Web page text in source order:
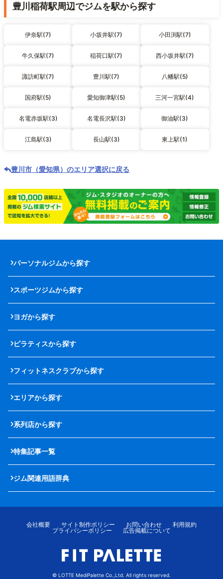
豊川稲荷駅周辺でジムを駅から探す
伊奈駅(7) 小坂井駅(7) 小田渕駅(7)
牛久保駅(7) 稲荷口駅(7) 西小坂井駅(7)
諏訪町駅(7) 豊川駅(7) 八幡駅(5)
国府駅(5) 愛知御津駅(5) 三河一宮駅(4)
名電赤坂駅(3) 名電長沢駅(3) 御油駅(3)
江島駅(3) 長山駅(3) 東上駅(1)
豊川市（愛知県）のエリア選択に戻る
パーソナルジムから探す
スポーツジムから探す
ヨガから探す
ピラティスから探す
フィットネスクラブから探す
エリアから探す
系列店から探す
特集記事一覧
ジム関連用語辞典
会社概要 サイト制作ポリシー お問い合わせ
利用規約
プライバシーポリシー
広告掲載について
© LOTTE MediPalette Co.,Ltd. All rights reserved.